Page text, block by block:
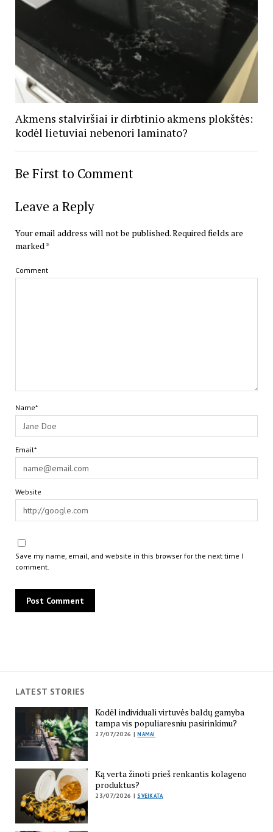
Akmens stalviršiai ir dirbtinio akmens plokštės:
kodėl lietuviai nebenori laminato?
Be First to Comment
Leave a Reply
Your email address will not be published.Required fields are
marked *
Comment
Name*
Email*
Website
Save my name, email, and website in this browser for the next time I
comment.
LATEST STORIES
Kodėl individuali virtuvės baldų gamyba
tampa vis populiaresniu pasirinkimu?
27/07/2026 |NAMAI
Ką verta žinoti prieš renkantis kolageno
produktus?
23/07/2026 |SVEIKATA